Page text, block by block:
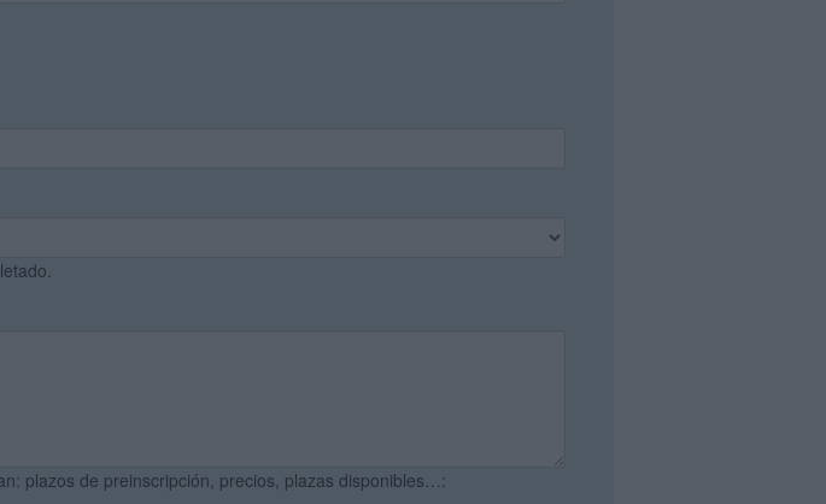
plazos de preinscripción, precios, plazas disponibles…: